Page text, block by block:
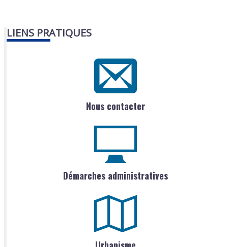
LIENS PRATIQUES
Nous contacter
Démarches administratives